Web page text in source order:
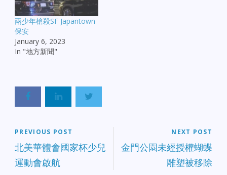
兩少年槍殺SF Japantown
保安
January 6, 2023
In "地方新聞"
PREVIOUS POST
北美華體會國家杯少兒
運動會啟航
NEXT POST
金門公園未經授權蝴蝶
雕塑被移除